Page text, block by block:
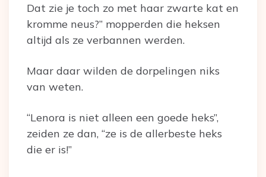
Dat zie je toch zo met haar zwarte kat en
kromme neus?” mopperden die heksen
altijd als ze verbannen werden.
Maar daar wilden de dorpelingen niks
van weten.
“Lenora is niet alleen een goede heks”,
zeiden ze dan, “ze is de allerbeste heks
die er is!”